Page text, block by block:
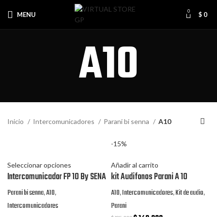
MENU 0 $ 0
A10
Inicio Intercomunicadores Parani bi senna A10
Seleccionar opciones
Intercomunicador FP 10 By SENA
Parani bi senna,A10,
Intercomunicadores
-15%
Añadir al carrito
kit Audifonos Parani A 10
A10,Intercomunicadores,Kit de audio,
Parani